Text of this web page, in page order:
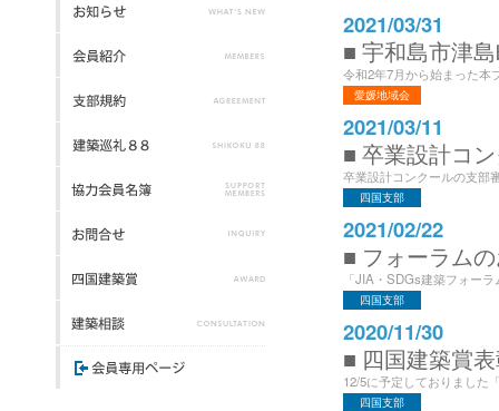
2021/03/31
■ 宇和島市津
令和2年7月から始まった本
愛媛地域会
2021/03/11
■ 卒業設計コ
卒業設計コンクールの支部
四国支部
2021/02/22
■ フォーラム
「JIA・SDGs建築フォー
四国支部
2020/11/30
■ 四国建築賞
12/5に予定しておりました
四国支部